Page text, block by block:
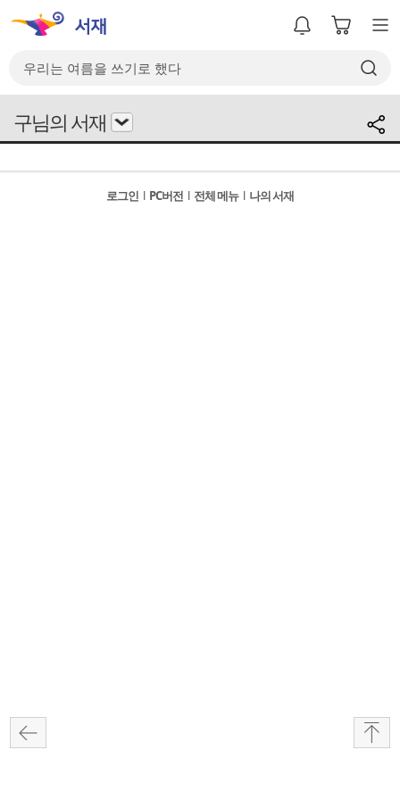
구님의 서재
로그인 l PC버전 l 전체 메뉴 l 나의 서재